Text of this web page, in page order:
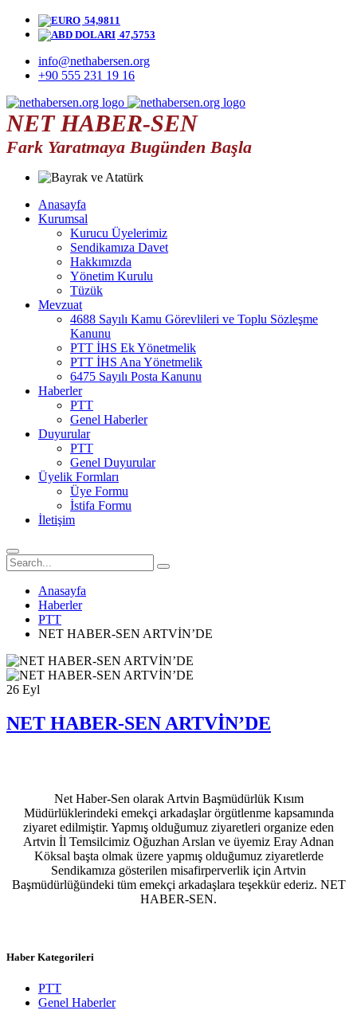
54,9811
47,5753
info@nethabersen.org
+90 555 231 19 16
NET HABER-SEN
Fark Yaratmaya Bugünden Başla
Anasayfa
Kurumsal
Kurucu Üyelerimiz
Sendikamıza Davet
Hakkımızda
Yönetim Kurulu
Tüzük
Mevzuat
4688 Sayılı Kamu Görevlileri ve Toplu Sözleşme
Kanunu
PTT İHS Ek Yönetmelik
PTT İHS Ana Yönetmelik
6475 Sayılı Posta Kanunu
Haberler
PTT
Genel Haberler
Duyurular
PTT
Genel Duyurular
Üyelik Formları
Üye Formu
İstifa Formu
İletişim
Anasayfa
Haberler
PTT
NET HABER-SEN ARTVİN’DE
26 Eyl
NET HABER-SEN ARTVİN’DE
Net Haber-Sen olarak Artvin Başmüdürlük Kısım
Müdürlüklerindeki emekçi arkadaşlar örgütlenme kapsamında
ziyaret edilmiştir. Yapmış olduğumuz ziyaretleri organize eden
Artvin İl Temsilcimiz Oğuzhan Arslan ve üyemiz Eray Adnan
Köksal başta olmak üzere yapmış olduğumuz ziyaretlerde
Sendikamıza gösterilen misafirperverlik için Artvin
Başmüdürlüğündeki tüm emekçi arkadaşlara teşekkür ederiz. NET
HABER-SEN.
Haber Kategorileri
PTT
Genel Haberler